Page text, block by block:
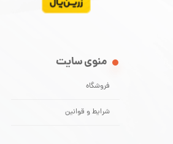
منوی سایت
فروشگاه
شرایط و قوانین